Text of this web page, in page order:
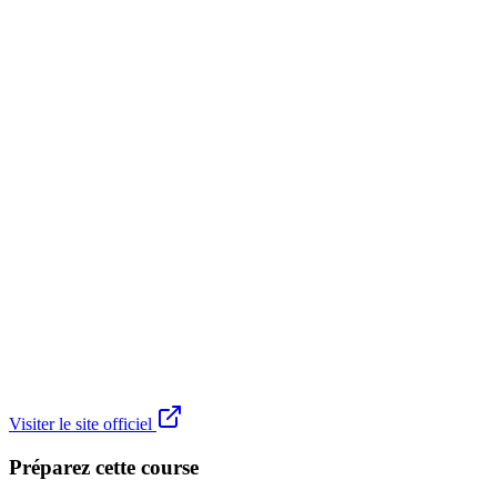
Visiter le site officiel
Préparez cette course